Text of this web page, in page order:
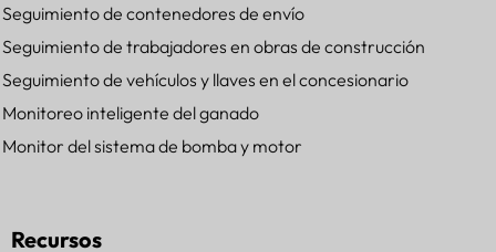
Seguimiento de contenedores de envío
Seguimiento de trabajadores en obras de construcción
Seguimiento de vehículos y llaves en el concesionario
Monitoreo inteligente del ganado
Monitor del sistema de bomba y motor
Recursos